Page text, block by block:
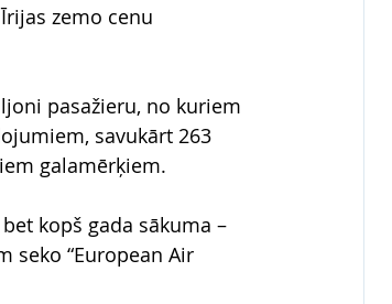
zemo cenu
pasažieru, no kuriem
savukārt 263
galamērķiem.
kopš gada sākuma –
seko “European Air